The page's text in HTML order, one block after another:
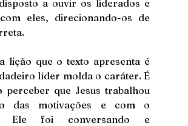
a ouvir os liderados e
eles, direcionando-os de
lição que o texto apresenta é
líder molda o caráter. É
perceber que Jesus trabalhou
das motivações e com o
Ele foi conversando e